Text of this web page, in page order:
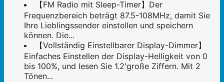
【FM Radio mit Sleep-Timer】Der
Frequenzbereich beträgt 87.5-108MHz, damit Sie
Ihre Lieblingssender einstellen und speichern
können. Die...
【Vollständig Einstellbarer Display-Dimmer】
Einfaches Einstellen der Display-Helligkeit von 0
bis 100%, und lesen Sie 1.2'große Ziffern. Mit 2
Tönen...